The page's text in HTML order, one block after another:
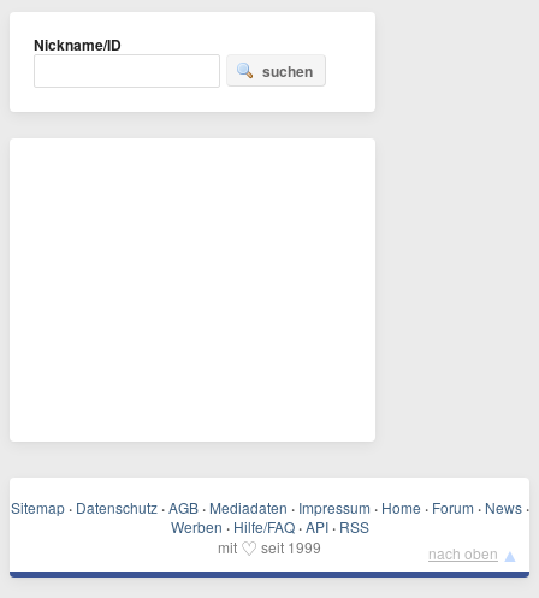
Nickname/ID
suchen
Sitemap · Datenschutz · AGB · Mediadaten · Impressum · Home · Forum · News ·
Werben · Hilfe/FAQ · API · RSS
mit ♡ seit 1999 nach oben ▲